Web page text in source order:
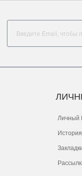
Личный